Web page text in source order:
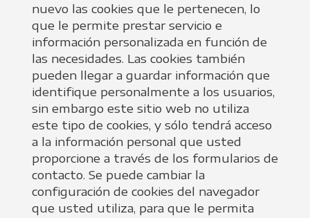
nuevo las cookies que le pertenecen, lo
que le permite prestar servicio e
información personalizada en función de
las necesidades. Las cookies también
pueden llegar a guardar información que
identifique personalmente a los usuarios,
sin embargo este sitio web no utiliza
este tipo de cookies, y sólo tendrá acceso
a la información personal que usted
proporcione a través de los formularios de
contacto. Se puede cambiar la
configuración de cookies del navegador
que usted utiliza, para que le permita